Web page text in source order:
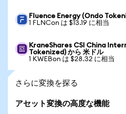
Fluence Energy (Ondo
1 FLNCon は $13.19 に相当
KraneShares CSI China
Tokenized) から 米ドル
1 KWEBon は $28.32 に相当
さらに変換を探る
アセット変換の高度な機能